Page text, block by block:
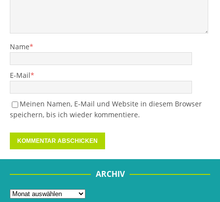
Name*
E-Mail*
Meinen Namen, E-Mail und Website in diesem Browser
speichern, bis ich wieder kommentiere.
ARCHIV